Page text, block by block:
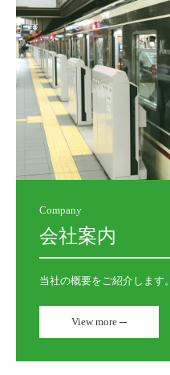
Company
会社案内
当社の概要をご紹介します。
View more ─